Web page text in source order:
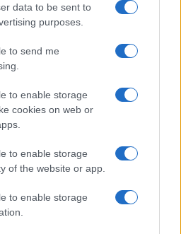
data to be sent to
purposes.
to send me
to enable storage
cookies on web or
to enable storage
of the website or app.
to enable storage